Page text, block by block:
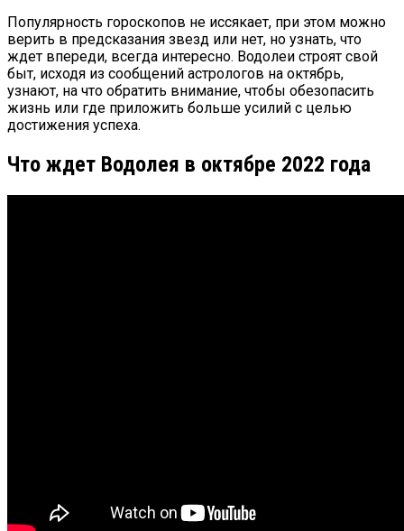
Популярность гороскопов не иссякает, при этом можно
верить в предсказания звезд или нет, но узнать, что
ждет впереди, всегда интересно. Водолеи строят свой
быт, исходя из сообщений астрологов на октябрь,
узнают, на что обратить внимание, чтобы обезопасить
жизнь или где приложить больше усилий с целью
достижения успеха.
Что ждет Водолея в октябре 2022 года